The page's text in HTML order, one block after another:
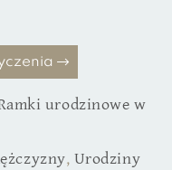
urodzinowe w
, Urodziny